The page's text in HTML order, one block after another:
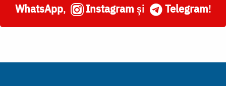
WhatsApp, Instagram și Telegram!